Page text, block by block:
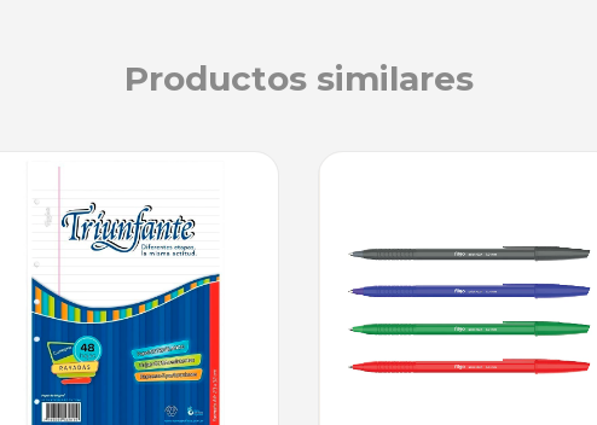
Productos similares